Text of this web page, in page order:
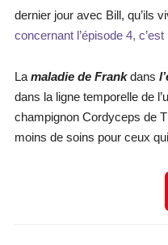
dernier jour avec Bill, qu’ils
concernant l’épisode 4, c’est
La maladie de Frankdans
dans la ligne temporelle de
champignon Cordyceps de
moins de soins pour ceux